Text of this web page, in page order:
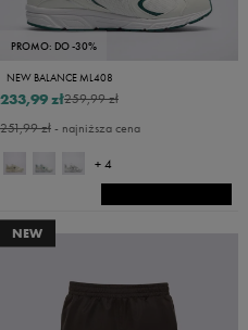
PROMO: DO -30%
NEW BALANCE ML408
259,99 zł
233,99 zł
251,99 zł- najniższa cena
+ 4
NEW